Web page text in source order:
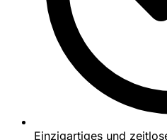
Einzigartiges und